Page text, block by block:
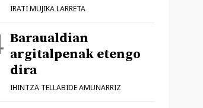
IRATI MUJIKA LARRETA
Baraualdian
argitalpenak etengo
dira
IHINTZA TELLABIDE AMUNARRIZ